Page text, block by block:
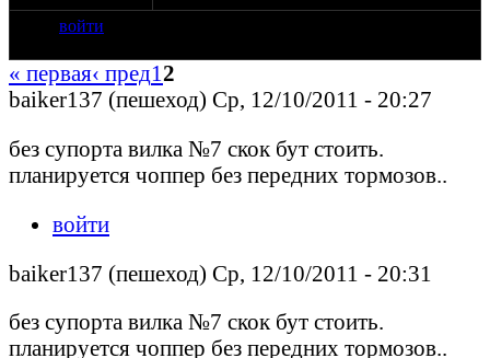
войти
« первая‹ пред12
baiker137 (пешеход) Ср, 12/10/2011 - 20:27
без супорта вилка №7 скок бут стоить.
планируется чоппер без передних тормозов..
войти
baiker137 (пешеход) Ср, 12/10/2011 - 20:31
без супорта вилка №7 скок бут стоить.
планируется чоппер без передних тормозов..